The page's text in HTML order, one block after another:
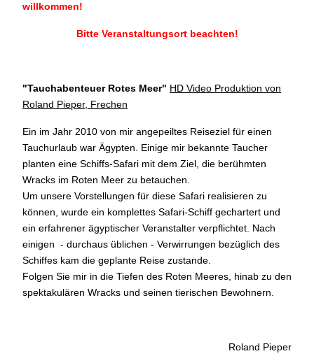
willkommen!
Bitte Veranstaltungsort beachten!
"Tauchabenteuer Rotes Meer" HD Video Produktion von
Roland Pieper, Frechen
Ein im Jahr 2010 von mir angepeiltes Reiseziel für einen
Tauchurlaub war Ägypten. Einige mir bekannte Taucher
planten eine Schiffs-Safari mit dem Ziel, die berühmten
Wracks im Roten Meer zu betauchen.
Um unsere Vorstellungen für diese Safari realisieren zu
können, wurde ein komplettes Safari-Schiff gechartert und
ein erfahrener ägyptischer Veranstalter verpflichtet. Nach
einigen - durchaus üblichen - Verwirrungen bezüglich des
Schiffes kam die geplante Reise zustande.
Folgen Sie mir in die Tiefen des Roten Meeres, hinab zu den
spektakulären Wracks und seinen tierischen Bewohnern.
Roland Pieper